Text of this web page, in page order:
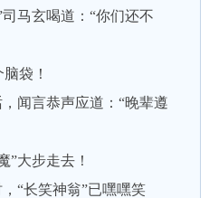
马玄喝道：“你们还不
袋！
闻言恭声应道：“晚辈遵
大步走去！
“长笑神翁”已嘿嘿笑